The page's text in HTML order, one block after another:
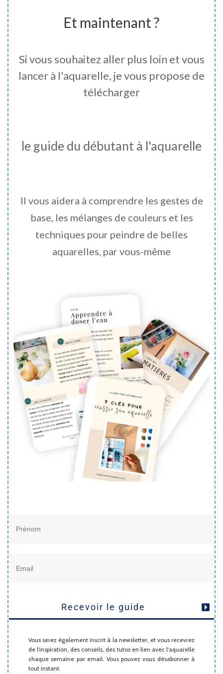
Et maintenant ?
Si vous souhaitez aller plus loin et vous
lancer à l'aquarelle, je vous propose de
télécharger
le guide du débutant à l'aquarelle
Il vous aidera à comprendre les gestes de
base, les mélanges de couleurs et les
techniques pour peindre de belles
aquarelles, par vous-même
Recevoir le guide
Vous serez également inscrit à la newsletter, et vous recevrez
de l'inspiration, des conseils, des tutos en lien avec l'aquarelle
chaque semaine par email. Vous pouvez vous désabonner à
tout instant.